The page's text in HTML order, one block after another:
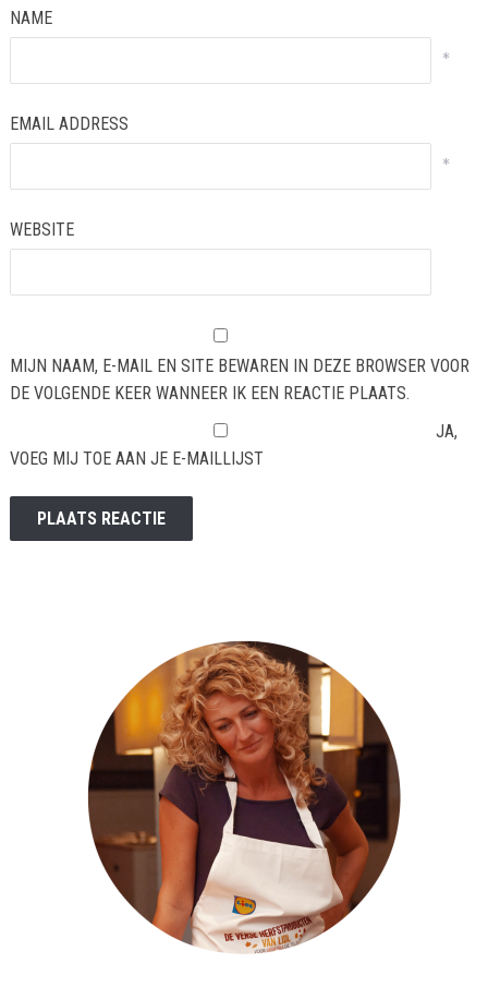
NAME
*
EMAIL ADDRESS
*
WEBSITE
MIJN NAAM, E-MAIL EN SITE BEWAREN IN DEZE BROWSER VOOR
DE VOLGENDE KEER WANNEER IK EEN REACTIE PLAATS.
JA,
VOEG MIJ TOE AAN JE E-MAILLIJST